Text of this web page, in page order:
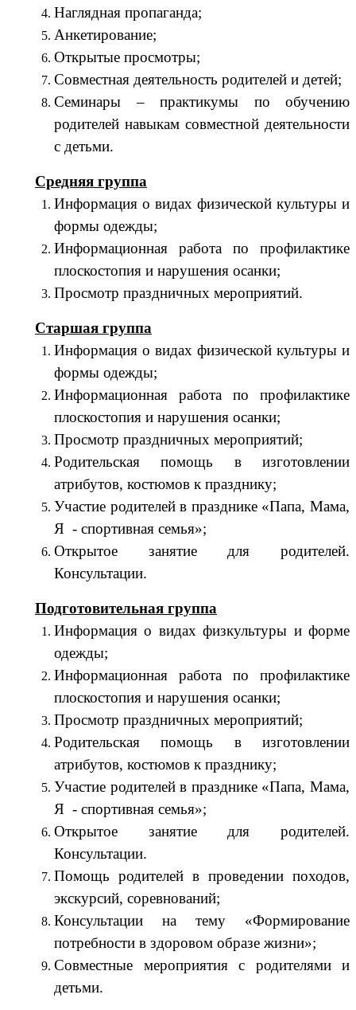
Наглядная пропаганда;
Анкетирование;
Открытые просмотры;
Совместная деятельность родителей и детей;
Семинары – практикумы по обучению
родителей навыкам совместной деятельности
с детьми.
Средняя группа
Информация о видах физической культуры и
формы одежды;
Информационная работа по профилактике
плоскостопия и нарушения осанки;
Просмотр праздничных мероприятий.
Старшая группа
Информация о видах физической культуры и
формы одежды;
Информационная работа по профилактике
плоскостопия и нарушения осанки;
Просмотр праздничных мероприятий;
Родительская помощь в изготовлении
атрибутов, костюмов к празднику;
Участие родителей в празднике «Папа, Мама,
Я - спортивная семья»;
Открытое занятие для родителей.
Консультации.
Подготовительная группа
Информация о видах физкультуры и форме
одежды;
Информационная работа по профилактике
плоскостопия и нарушения осанки;
Просмотр праздничных мероприятий;
Родительская помощь в изготовлении
атрибутов, костюмов к празднику;
Участие родителей в празднике «Папа, Мама,
Я - спортивная семья»;
Открытое занятие для родителей.
Консультации.
Помощь родителей в проведении походов,
экскурсий, соревнований;
Консультации на тему «Формирование
потребности в здоровом образе жизни»;
Совместные мероприятия с родителями и
детьми.